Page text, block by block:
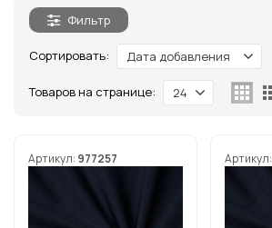
Фильтр
Сортировать: Дата добавления
Товаров на странице: 24
Артикул: 977257 Артикул: